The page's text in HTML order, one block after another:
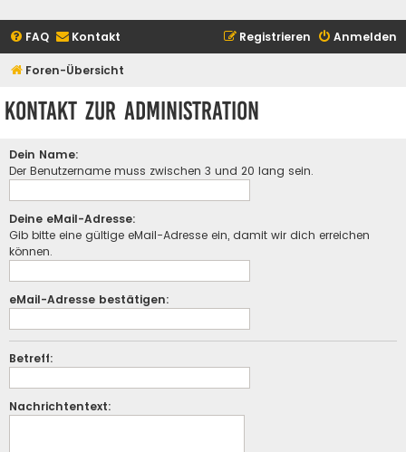
FAQ Kontakt Anmelden
Registrieren
Foren-Übersicht
Kontakt zur Administration
Dein Name:
Der Benutzername muss zwischen 3 und 20 lang sein.
Deine eMail-Adresse:
Gib bitte eine gültige eMail-Adresse ein, damit wir dich erreichen
können.
eMail-Adresse bestätigen:
Betreff:
Nachrichtentext: